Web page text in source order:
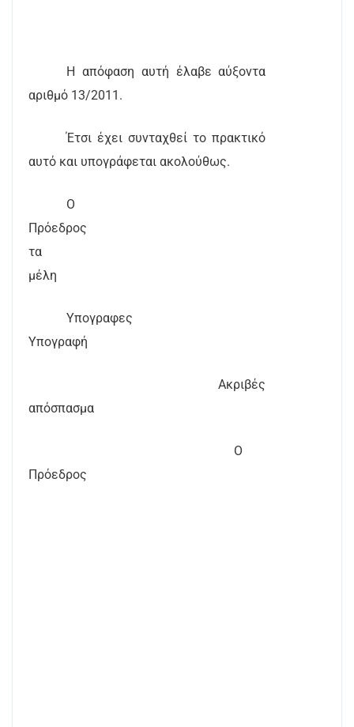
Η απόφαση αυτή έλαβε αύξοντα
αριθμό 13/2011.
Έτσι έχει συνταχθεί το πρακτικό
αυτό και υπογράφεται ακολούθως.
Ο
Πρόεδρος
τα
μέλη
Υπογραφες
Υπογραφή
Ακριβές
απόσπασμα
Ο
Πρόεδρος